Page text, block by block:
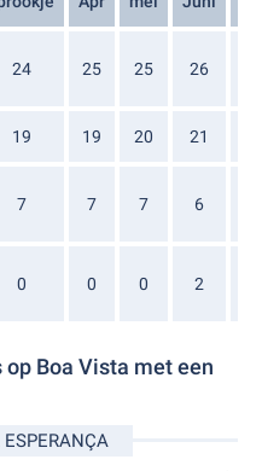
24 25 25 26
19 19 20 21
7 7 7 6
0 0 0 2
Boa Vista met een